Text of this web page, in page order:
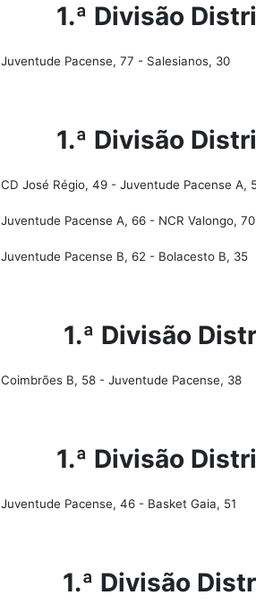
1.ª Divisão
Juventude Pacense, 77 - Salesianos, 30
1.ª Divisão
CD José Régio, 49 - Juventude Pacense A,
Juventude Pacense A, 66 - NCR Valongo, 70
Juventude Pacense B, 62 - Bolacesto B, 35
1.ª Divisão
Coimbrões B, 58 - Juventude Pacense, 38
1.ª Divisão
Juventude Pacense, 46 - Basket Gaia, 51
1.ª Divisão